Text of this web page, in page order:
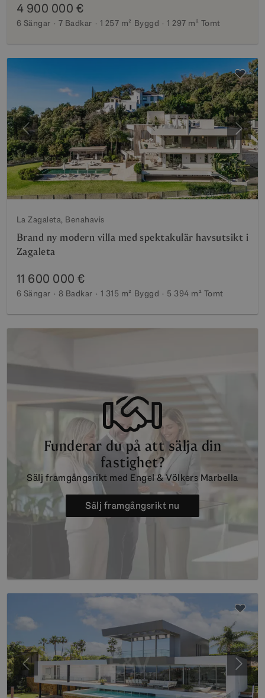
4 900 000 €
6 Sängar 7 Badkar 1 257 m² Byggd 1 297 m² Tomt
Föregående Nästa
La Zagaleta, Benahavis
Brand ny modern villa med spektakulär havsutsikt i
Zagaleta
11 600 000 €
6 Sängar 8 Badkar 1 315 m² Byggd 5 394 m² Tomt
Funderar du på att sälja din
fastighet?
Sälj framgångsrikt med Engel & Völkers Marbella
Sälj framgångsrikt nu
Föregående Nästa